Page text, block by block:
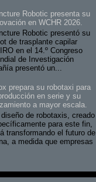
Robotic presenta su
en WCHR 2026.
Robotic presentó su
de trasplante capilar
en el 14.º Congreso
de Investigación
presentó un...
prepara su robotaxi para
en serie y su
a mayor escala.
de robotaxis, creado
para este fin,
transformando el futuro de
a medida que empresas